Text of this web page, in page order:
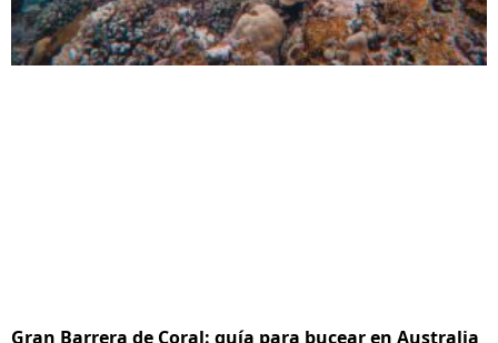
Gran Barrera de Coral: guía para bucear en Australia